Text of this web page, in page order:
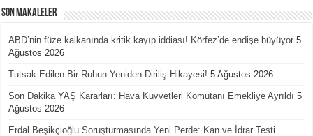
Son Makaleler
ABD’nin füze kalkanında kritik kayıp iddiası! Körfez’de endişe büyüyor 5
Ağustos 2026
Tutsak Edilen Bir Ruhun Yeniden Diriliş Hikayesi! 5 Ağustos 2026
Son Dakika YAŞ Kararları: Hava Kuvvetleri Komutanı Emekliye Ayrıldı 5
Ağustos 2026
Erdal Beşikçioğlu Soruşturmasında Yeni Perde: Kan ve İdrar Testi